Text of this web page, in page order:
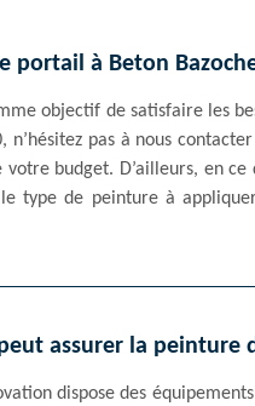
portail à Beton
objectif de satisfaire les
pas à nous
budget. D’ailleurs, en
type de peinture à
assurer la peinture
dispose des